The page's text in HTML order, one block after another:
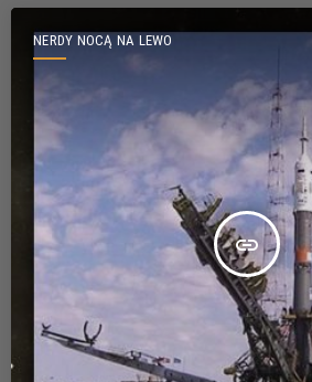
NERDY NOCĄ NA LEWO
insert_link